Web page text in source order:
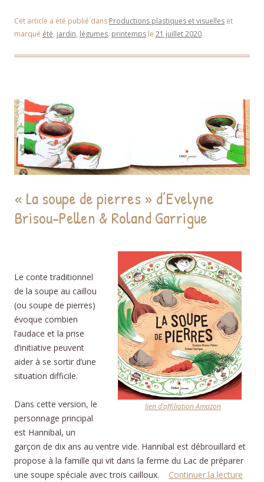
Cet article a été publié dans Productions plastiques et visuelles et
marqué été, jardin, légumes, printemps le 21 juillet 2020.
« La soupe de pierres » d’Evelyne
Brisou-Pellen & Roland Garrigue
lien d’affiliation Amazon
Le conte traditionnel
de la soupe au caillou
(ou soupe de pierres)
évoque combien
l’audace et la prise
d’initiative peuvent
aider à se sortir d’une
situation difficile.
Dans cette version, le
personnage principal
est Hannibal, un
garçon de dix ans au ventre vide. Hannibal est débrouillard et
propose à la famille qui vit dans la ferme du Lac de préparer
une soupe spéciale avec trois cailloux. Continuer la lecture